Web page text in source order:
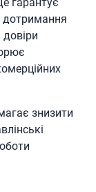
дотримання
знизити